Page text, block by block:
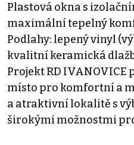
Plastová okna s
maximální tepelný
Podlahy: lepený vinyl
kvalitní keramická
Projekt RD IVANOVICE
místo pro komfortní a
a atraktivní lokalitě s
širokými možnostmi